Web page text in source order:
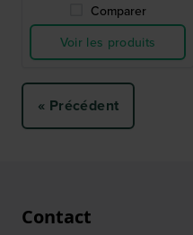
Comparer
Voir les produits
« Précédent
Contact